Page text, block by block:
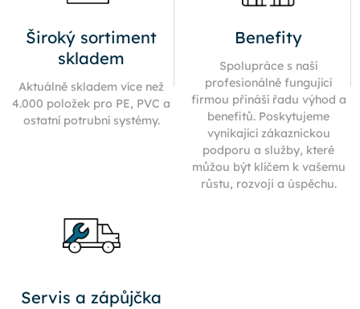
Široký sortiment
skladem
Aktuálně skladem více než
4.000 položek pro PE, PVC a
ostatní potrubní systémy.
Benefity
Spolupráce s naší
profesionálně fungující
firmou přináší řadu výhod a
benefitů. Poskytujeme
vynikající zákaznickou
podporu a služby, které
můžou být klíčem k vašemu
růstu, rozvoji a úspěchu.
Servis a zápůjčka